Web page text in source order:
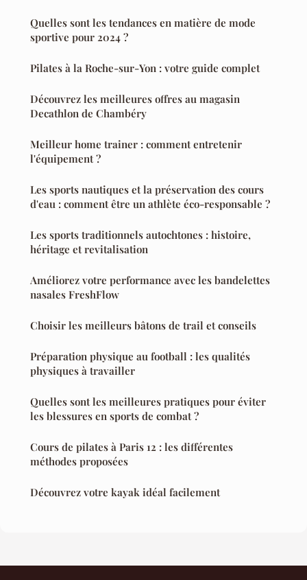
Quelles sont les tendances en matière de mode
sportive pour 2024 ?
Pilates à la Roche-sur-Yon : votre guide complet
Découvrez les meilleures offres au magasin
Decathlon de Chambéry
Meilleur home trainer : comment entretenir
l'équipement ?
Les sports nautiques et la préservation des cours
d'eau : comment être un athlète éco-responsable ?
Les sports traditionnels autochtones : histoire,
héritage et revitalisation
Améliorez votre performance avec les bandelettes
nasales FreshFlow
Choisir les meilleurs bâtons de trail et conseils
Préparation physique au football : les qualités
physiques à travailler
Quelles sont les meilleures pratiques pour éviter
les blessures en sports de combat ?
Cours de pilates à Paris 12 : les différentes
méthodes proposées
Découvrez votre kayak idéal facilement